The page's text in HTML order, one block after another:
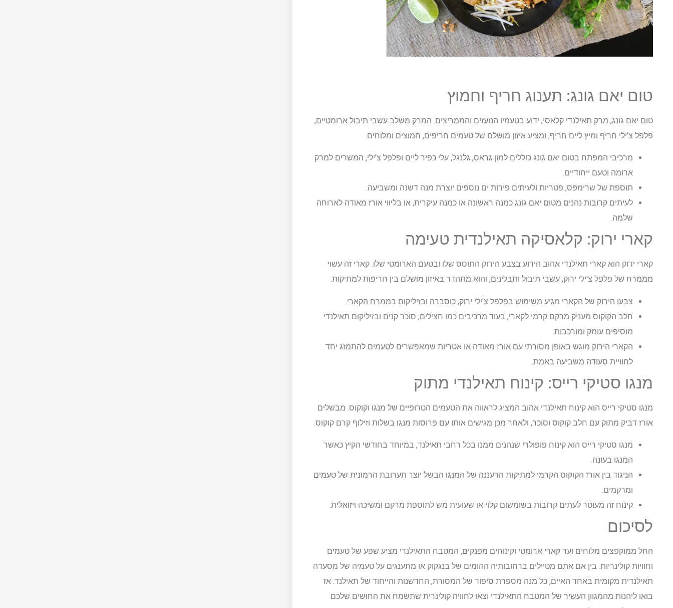
טום יאם גונג: תענוג חריף וחמוץ
טום יאם גונג, מרק תאילנדי קלאסי, ידוע בטעמיו הנועזים והממריצים. המרק משלב עשבי תיבול ארומטיים,
פלפל צ'ילי חריף ומיץ ליים חריף, ומציע איזון מושלם של טעמים חריפים, חמוצים ומלוחים.
מרכיבי המפתח בטום יאם גונג כוללים למון גראס, גלנגל, עלי כפיר ליים ופלפל צ'ילי, המשרים למרק
ארומה וטעם ייחודיים.
תוספת של שרימפס, פטריות ולעיתים פירות ים נוספים יוצרת מנה דשנה ומשביעה.
לעיתים קרובות נהנים מטום יאם גונג כמנה ראשונה או כמנה עיקרית, או בליווי אורז מאודה לארוחה
שלמה.
קארי ירוק: קלאסיקה תאילנדית טעימה
קארי ירוק הוא קארי תאילנדי אהוב הידוע בצבע הירוק התוסס שלו ובטעם הארומטי שלו. קארי זה עשוי
מממרח של פלפל צ'ילי ירוק, עשבי תיבול ותבלינים, והוא מתהדר באיזון מושלם בין חריפות למתיקות.
צבעו הירוק של הקארי מגיע משימוש בפלפל צ'ילי ירוק, כוסברה ובזיליקום בממרח הקארי.
חלב הקוקוס מעניק מרקם קרמי לקארי, בעוד מרכיבים כמו חצילים, סוכר קנים ובזיליקום תאילנדי
מוסיפים עומק ומורכבות.
הקארי הירוק מוגש באופן מסורתי עם אורז מאודה או אטריות שמאפשרים לטעמים להתמזג יחד
לחוויית סעודה משביעה באמת.
מנגו סטיקי רייס: קינוח תאילנדי מתוק
מנגו סטיקי רייס הוא קינוח תאילנדי אהוב המציג לראווה את הטעמים הטרופיים של מנגו וקוקוס. מבשלים
אורז דביק מתוק עם חלב קוקוס וסוכר, ולאחר מכן מגישים אותו עם פרוסות מנגו בשלות וזילוף קרם קוקוס.
מנגו סטיקי רייס הוא קינוח פופולרי שנהנים ממנו בכל רחבי תאילנד, במיוחד בחודשי הקיץ כאשר
המנגו בעונה.
הניגוד בין אורז הקוקוס הקרמי למתיקות הרעננה של המנגו הבשל יוצר תערובת הרמונית של טעמים
ומרקמים.
קינוח זה מעוטר לעתים קרובות בשומשום קלוי או שעועית מש לתוספת מרקם ומשיכה ויזואלית.
לסיכום
החל ממוקפצים מלוחים ועד קארי ארומטי וקינוחים מפנקים, המטבח התאילנדי מציע שפע של טעמים
וחוויות קולינריות. בין אם אתם מטיילים ברחובותיה ההומים של בנגקוק או מתענגים על טעמיה של מסעדה
תאילנדית מקומית באחד האיים, כל מנה מספרת סיפור של המסורת, החדשנות והייחוד של תאילנד. אז
בואו ליהנות מהמגוון העשיר של המטבח התאילנדי וצאו לחוויה קולינרית שתשמח את החושים שלכם